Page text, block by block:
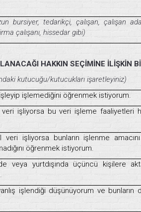
bursiyer, tedarikçi, çalışan, çalışan
çalışanı, hissedar gibi)
HAKKIN SEÇİMİNE İLİŞKİN
kutucuğu/kutucukları işaretleyiniz)
işleyip işlemediğini öğrenmek istiyorum.
veri işliyorsa bu veri işleme faaliyetleri
veri işliyorsa bunların işlenme
öğrenmek istiyorum.
veya yurtdışında üçüncü kişilere
işlendiği düşünüyorum ve bunların